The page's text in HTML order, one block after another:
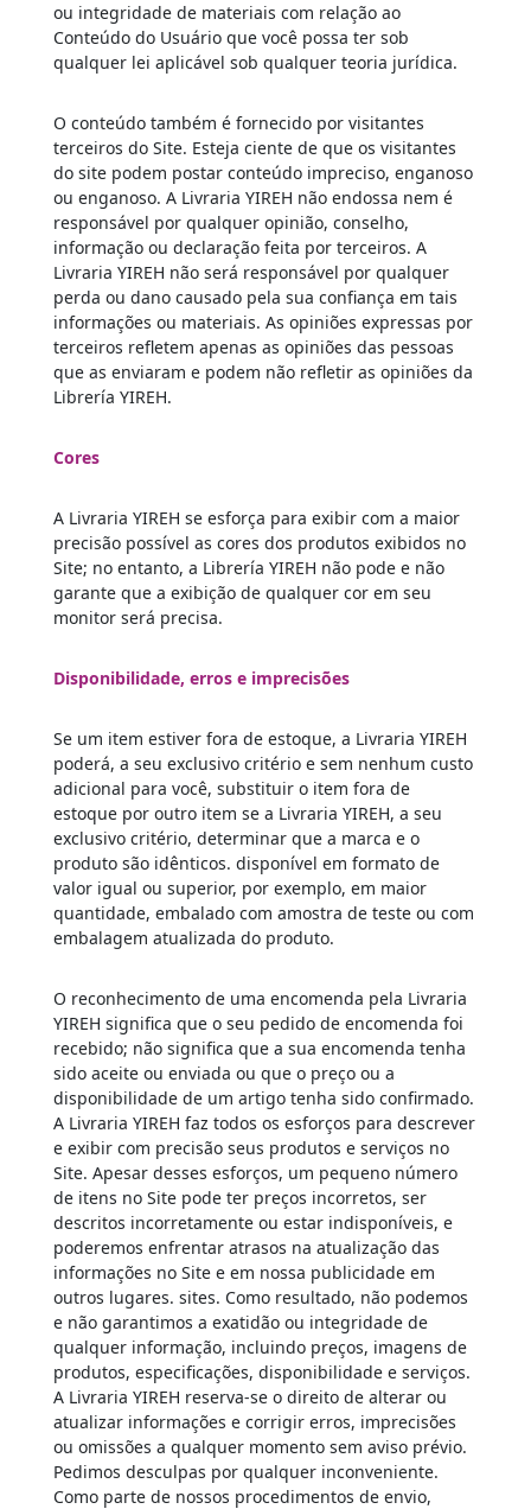
ou integridade de materiais com relação ao
Conteúdo do Usuário que você possa ter sob
qualquer lei aplicável sob qualquer teoria jurídica.
O conteúdo também é fornecido por visitantes
terceiros do Site. Esteja ciente de que os visitantes
do site podem postar conteúdo impreciso, enganoso
ou enganoso. A Livraria YIREH não endossa nem é
responsável por qualquer opinião, conselho,
informação ou declaração feita por terceiros. A
Livraria YIREH não será responsável por qualquer
perda ou dano causado pela sua confiança em tais
informações ou materiais. As opiniões expressas por
terceiros refletem apenas as opiniões das pessoas
que as enviaram e podem não refletir as opiniões da
Librería YIREH.
Cores
A Livraria YIREH se esforça para exibir com a maior
precisão possível as cores dos produtos exibidos no
Site; no entanto, a Librería YIREH não pode e não
garante que a exibição de qualquer cor em seu
monitor será precisa.
Disponibilidade, erros e imprecisões
Se um item estiver fora de estoque, a Livraria YIREH
poderá, a seu exclusivo critério e sem nenhum custo
adicional para você, substituir o item fora de
estoque por outro item se a Livraria YIREH, a seu
exclusivo critério, determinar que a marca e o
produto são idênticos. disponível em formato de
valor igual ou superior, por exemplo, em maior
quantidade, embalado com amostra de teste ou com
embalagem atualizada do produto.
O reconhecimento de uma encomenda pela Livraria
YIREH significa que o seu pedido de encomenda foi
recebido; não significa que a sua encomenda tenha
sido aceite ou enviada ou que o preço ou a
disponibilidade de um artigo tenha sido confirmado.
A Livraria YIREH faz todos os esforços para descrever
e exibir com precisão seus produtos e serviços no
Site. Apesar desses esforços, um pequeno número
de itens no Site pode ter preços incorretos, ser
descritos incorretamente ou estar indisponíveis, e
poderemos enfrentar atrasos na atualização das
informações no Site e em nossa publicidade em
outros lugares. sites. Como resultado, não podemos
e não garantimos a exatidão ou integridade de
qualquer informação, incluindo preços, imagens de
produtos, especificações, disponibilidade e serviços.
A Livraria YIREH reserva-se o direito de alterar ou
atualizar informações e corrigir erros, imprecisões
ou omissões a qualquer momento sem aviso prévio.
Pedimos desculpas por qualquer inconveniente.
Como parte de nossos procedimentos de envio,